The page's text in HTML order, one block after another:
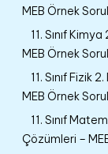
MEB Örnek
11. Sınıf
MEB Örnek
11. Sınıf Fizik
MEB Örnek
11. Sınıf
Çözümleri –